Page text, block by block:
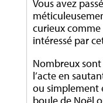
Vous avez
curieux
intéressé par
Nombreux sont
l’acte en
ou simplement
boule de Noël